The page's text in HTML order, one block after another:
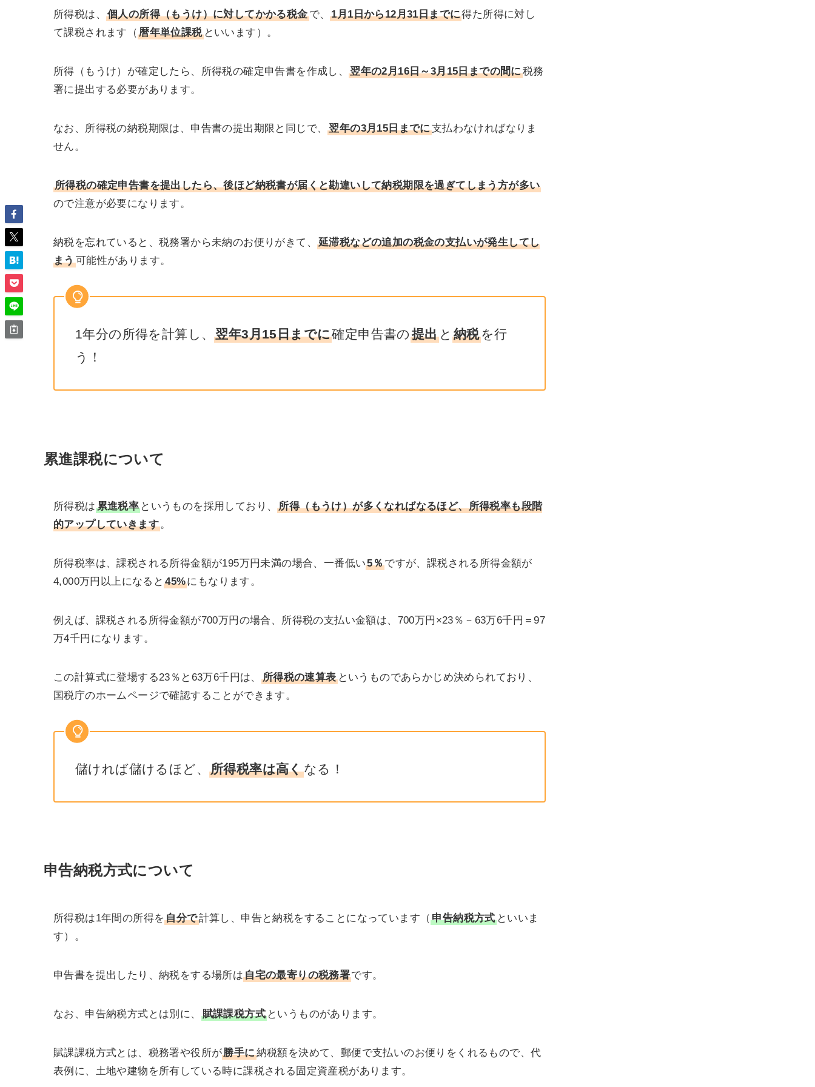
所得税は、 個人の所得（もうけ）に対してかかる税金で、1月1日から12月31日までに得た所得に対し
て課税されます（暦年単位課税といいます）。
所得（もうけ）が確定したら、所得税の確定申告書を作成し、翌年の2月16日～3月15日までの間に税務
署に提出する必要があります。
なお、所得税の納税期限は、申告書の提出期限と同じで、翌年の3月15日までに支払わなければなりま
せん。
所得税の確定申告書を提出したら、後ほど納税書が届くと勘違いして納税期限を過ぎてしまう方が多い
ので注意が必要になります。
納税を忘れていると、税務署から未納のお便りがきて、
延滞税などの追加の税金の支払いが発生してし
まう可能性があります。
1年分の所得を計算し、翌年3月15日までに確定申告書の 提出と納税を行
う！
累進課税について
所得税は累進税率 というものを採用しており、所得（もうけ）が多くなればなるほど、所得税率も段階
的アップしていきます。
所得税率は、課税される所得金額が195万円未満の場合、一番低い5％ですが、課税される所得金額が
4,000万円以上になると45%にもなります。
例えば、課税される所得金額が700万円の場合、所得税の支払い金額は、700万円×23％－63万6千円＝97
万4千円になります。
この計算式に登場する23％と63万6千円は、 所得税の速算表というものであらかじめ決められており、
国税庁のホームページで確認することができます。
儲ければ儲けるほど、 所得税率は高くなる！
申告納税方式について
所得税は1年間の所得を自分で計算し、申告と納税をすることになっています（申告納税方式といいま
す）。
申告書を提出したり、納税をする場所は自宅の最寄りの税務署です。
なお、申告納税方式とは別に、 賦課課税方式 というものがあります。
賦課課税方式とは、税務署や役所が勝手に納税額を決めて、郵便で支払いのお便りをくれるもので、代
表例に、土地や建物を所有している時に課税される固定資産税があります。